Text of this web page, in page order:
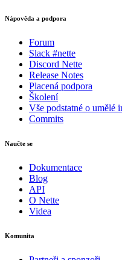
Nápověda a podpora
Forum
Slack #nette
Discord Nette
Release Notes
Placená podpora
Školení
Vše podstatné o umělé
Commits
Naučte se
Dokumentace
Blog
API
O Nette
Videa
Komunita